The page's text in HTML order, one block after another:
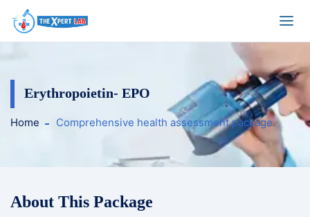
Erythropoietin- EPO
Home Comprehensive health assessment package.
About This Package